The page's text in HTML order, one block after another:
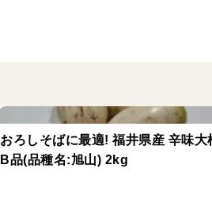
おろしそばに最適! 福井県産 辛味大
B品(品種名:旭山) 2kg